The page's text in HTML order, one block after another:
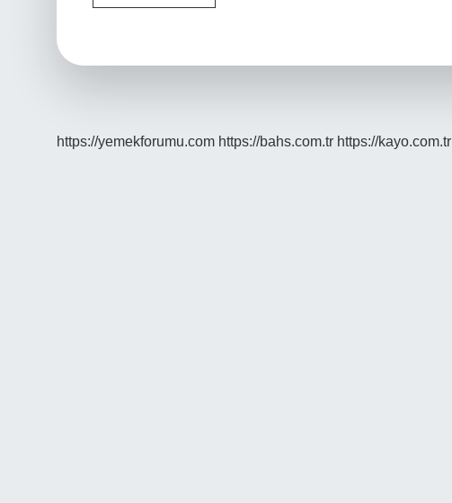
Ilk
https://yemekforumu.com https://bahs.com.tr https://kayo.com.tr